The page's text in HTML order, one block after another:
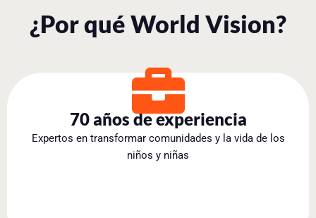
¿Por qué World Vision?
70 años de experiencia
Expertos en transformar comunidades y la vida de los
niños y niñas